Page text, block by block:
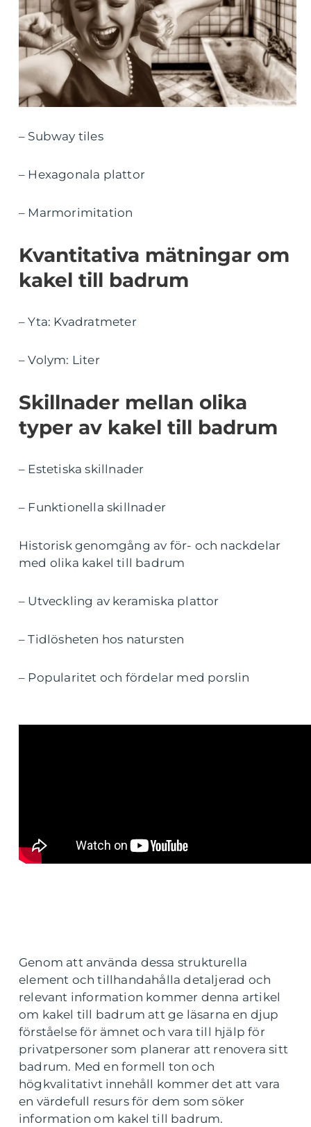
– Subway tiles
– Hexagonala plattor
– Marmorimitation
Kvantitativa mätningar om
kakel till badrum
– Yta: Kvadratmeter
– Volym: Liter
Skillnader mellan olika
typer av kakel till badrum
– Estetiska skillnader
– Funktionella skillnader
Historisk genomgång av för- och nackdelar
med olika kakel till badrum
– Utveckling av keramiska plattor
– Tidlösheten hos natursten
– Popularitet och fördelar med porslin
Genom att använda dessa strukturella
element och tillhandahålla detaljerad och
relevant information kommer denna artikel
om kakel till badrum att ge läsarna en djup
förståelse för ämnet och vara till hjälp för
privatpersoner som planerar att renovera sitt
badrum. Med en formell ton och
högkvalitativt innehåll kommer det att vara
en värdefull resurs för dem som söker
information om kakel till badrum.